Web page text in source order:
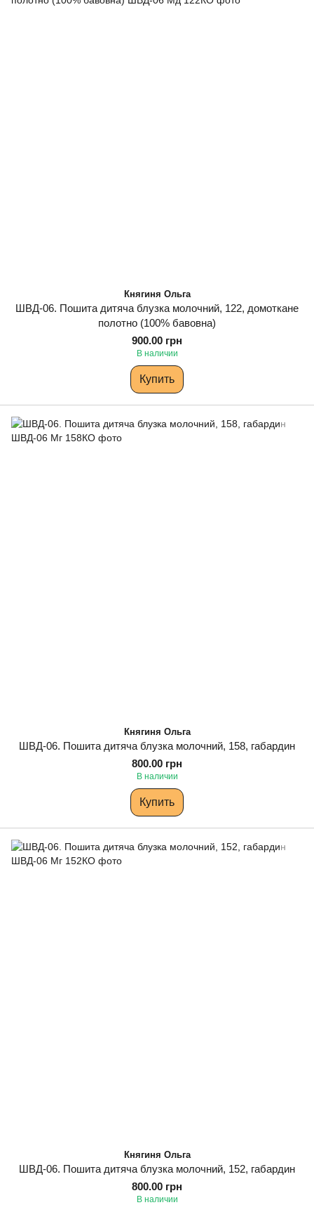
Княгиня Ольга
ШВД-06. Пошита дитяча блузка молочний, 122, домоткане
полотно (100% бавовна)
900.00 грн
В наличии
Купить
Княгиня Ольга
ШВД-06. Пошита дитяча блузка молочний, 158, габардин
800.00 грн
В наличии
Купить
Княгиня Ольга
ШВД-06. Пошита дитяча блузка молочний, 152, габардин
800.00 грн
В наличии